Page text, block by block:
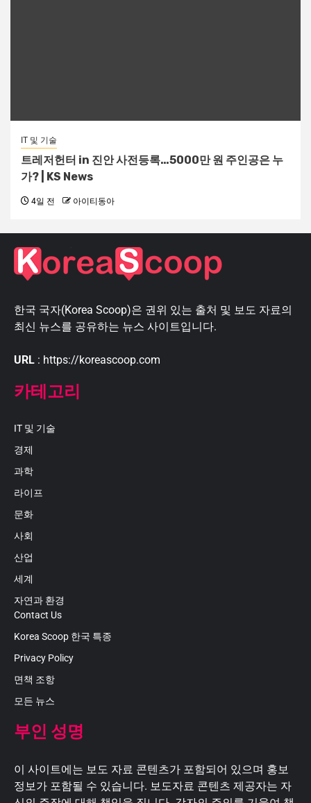
IT 및 기술
트레저헌터 in 진안 사전등록…5000만 원 주인공은 누
가? | KS News
4일 전 아이티동아
한국 국자(Korea Scoop)은 권위 있는 출처 및 보도 자료의
최신 뉴스를 공유하는 뉴스 사이트입니다.
URL : https://koreascoop.com
카테고리
IT 및 기술
경제
과학
라이프
문화
사회
산업
세계
자연과 환경
Contact Us
Korea Scoop 한국 특종
Privacy Policy
면책 조항
모든 뉴스
부인 성명
이 사이트에는 보도 자료 콘텐츠가 포함되어 있으며 홍보
정보가 포함될 수 있습니다. 보도자료 콘텐츠 제공자는 자